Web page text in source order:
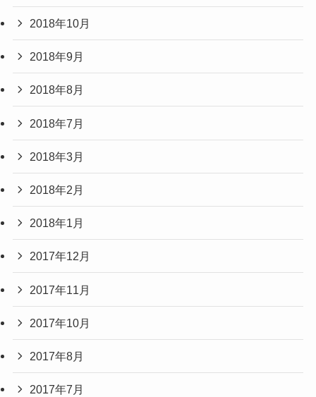
2018年10月
2018年9月
2018年8月
2018年7月
2018年3月
2018年2月
2018年1月
2017年12月
2017年11月
2017年10月
2017年8月
2017年7月